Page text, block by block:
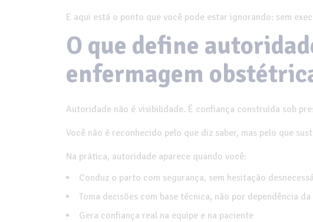
E aqui está o ponto que você pode estar ignorando: sem
O que define
enfermagem
Autoridade não é visibilidade. É confiança construída sob
Você não é reconhecido pelo que diz saber, mas pelo que
Na prática, autoridade aparece quando você:
Conduz o parto com segurança, sem hesitação
Toma decisões com base técnica, não por dependência
Gera confiança real na equipe e na paciente